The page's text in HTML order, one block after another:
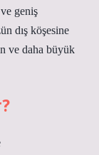
geniş
dış köşesine
ve daha büyük